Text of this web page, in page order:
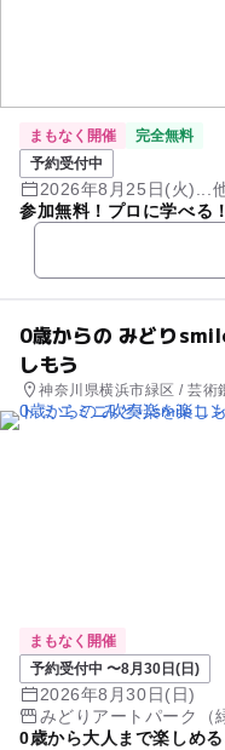
まもなく開催
完全無料
予約受付中
2026年8月25日(火)...
参加無料！プロに学べる
0歳からの みどり
しもう
神奈川県横浜市緑区 / 芸術
まもなく開催
予約受付中 〜8月30日(日)
2026年8月30日(日)
みどりアートパーク（
0歳から大人まで楽しめ